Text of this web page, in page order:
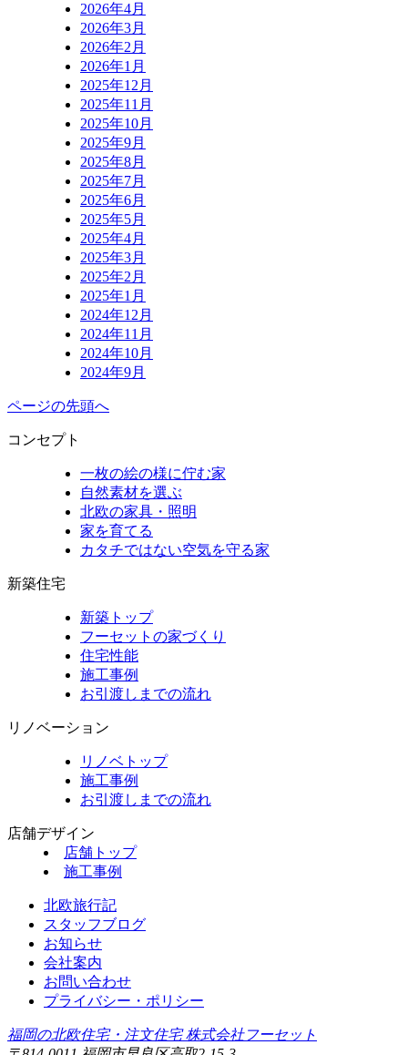
2026年4月
2026年3月
2026年2月
2026年1月
2025年12月
2025年11月
2025年10月
2025年9月
2025年8月
2025年7月
2025年6月
2025年5月
2025年4月
2025年3月
2025年2月
2025年1月
2024年12月
2024年11月
2024年10月
2024年9月
ページの先頭へ
コンセプト
一枚の絵の様に佇む家
自然素材を選ぶ
北欧の家具・照明
家を育てる
カタチではない空気を守る家
新築住宅
新築トップ
フーセットの家づくり
住宅性能
施工事例
お引渡しまでの流れ
リノベーション
リノベトップ
施工事例
お引渡しまでの流れ
店舗デザイン
店舗トップ
施工事例
北欧旅行記
スタッフブログ
お知らせ
会社案内
お問い合わせ
プライバシー・ポリシー
福岡の北欧住宅・注文住宅 株式会社フーセット